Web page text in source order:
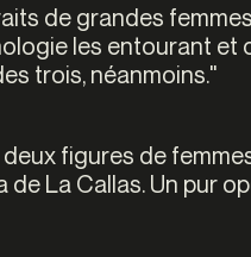
de grandes
les entourant et
trois, néanmoins."
figures de
La Callas. Un pur